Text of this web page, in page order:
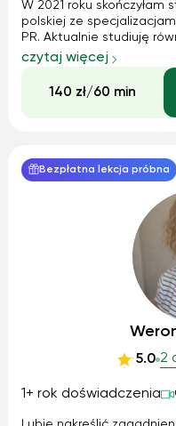
W 2021 roku skończyłam
polskiej ze
PR. Aktualnie studiuję również
młodymi ludźmi to moja
uczniów do egzaminu
pomagam też w nauce z
czytaj więcej
140 zł/60 min
Bezpłatna lekcja próbna
5.0 2
1+ rok doświadczenia